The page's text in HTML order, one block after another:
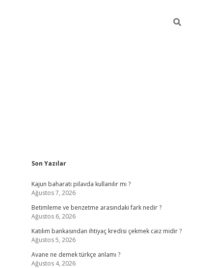
Sidebar
Son Yazılar
Kajun baharatı pilavda kullanılır mı ?
Ağustos 7, 2026
Betimleme ve benzetme arasındaki fark nedir ?
Ağustos 6, 2026
Katılım bankasından ihtiyaç kredisi çekmek caiz midir ?
Ağustos 5, 2026
Avane ne demek türkçe anlamı ?
Ağustos 4, 2026